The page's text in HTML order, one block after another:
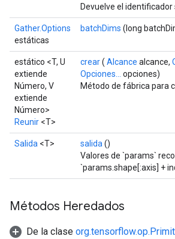
Devuelve el
Gather.Options
estáticas
batchDims (long
estático <T, U
extiende
Número, V
extiende
Número>
Reunir <T>
crear( Alcance alcance,
Opciones...
opciones)
Método de fábrica para
Salida <T> salida ()
Valores de `params`
`params.shape[:axis] +
Métodos Heredados
De la clase